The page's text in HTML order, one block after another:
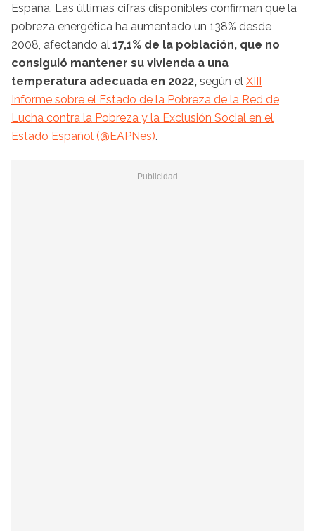
España. Las últimas cifras disponibles confirman que la
pobreza energética ha aumentado un 138% desde
2008, afectando al 17,1% de la población, que no
consiguió mantener su vivienda a una
temperatura adecuada en 2022, según el XIII
Informe sobre el Estado de la Pobreza de la Red de
Lucha contra la Pobreza y la Exclusión Social en el
Estado Español (@EAPNes).